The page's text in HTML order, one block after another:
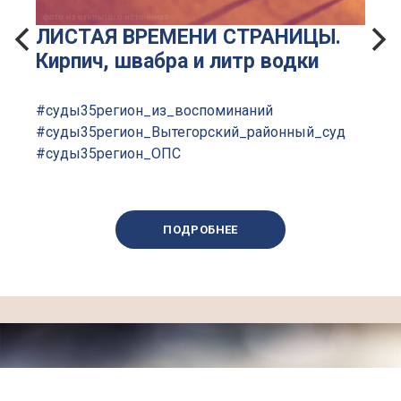
ЛИСТАЯ ВРЕМЕНИ СТРАНИЦЫ.
Кирпич, швабра и литр водки
#суды35регион_из_воспоминаний
#суды35регион_Вытегорский_районный_суд
#суды35регион_ОПС
ПОДРОБНЕЕ